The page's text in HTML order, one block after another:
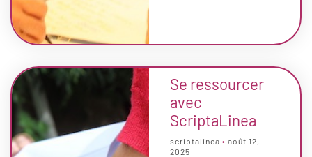
Se ressourcer
avec
ScriptaLinea
scriptalinea
août 12,
2025